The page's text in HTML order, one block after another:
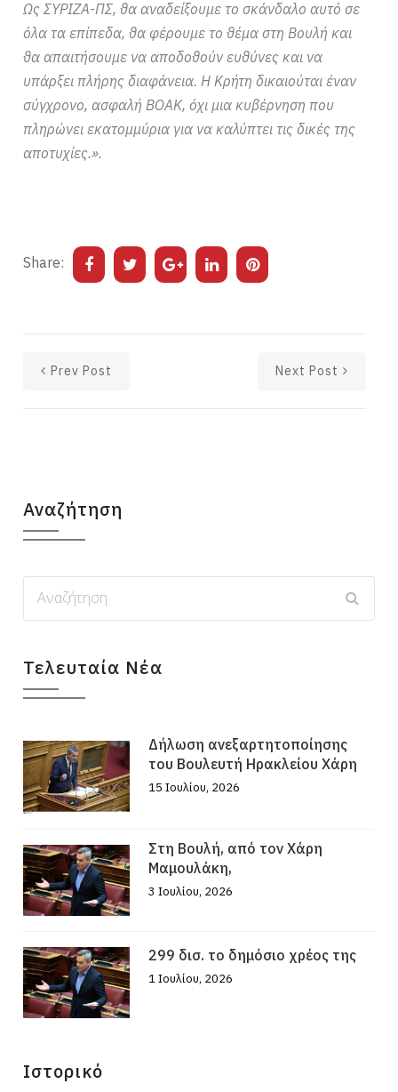
Ως ΣΥΡΙΖΑ-ΠΣ, θα αναδείξουμε το σκάνδαλο αυτό σε
όλα τα επίπεδα, θα φέρουμε το θέμα στη Βουλή και
θα απαιτήσουμε να αποδοθούν ευθύνες και να
υπάρξει πλήρης διαφάνεια. Η Κρήτη δικαιούται έναν
σύγχρονο, ασφαλή ΒΟΑΚ, όχι μια κυβέρνηση που
πληρώνει εκατομμύρια για να καλύπτει τις δικές της
αποτυχίες.».
Share:
Prev Post Next Post
Αναζήτηση
Τελευταία Νέα
Δήλωση ανεξαρτητοποίησης
του Βουλευτή Ηρακλείου Χάρη
15 Ιουλίου, 2026
Στη Βουλή, από τον Χάρη
Μαμουλάκη,
3 Ιουλίου, 2026
299 δισ. το δημόσιο χρέος της
1 Ιουλίου, 2026
Ιστορικό